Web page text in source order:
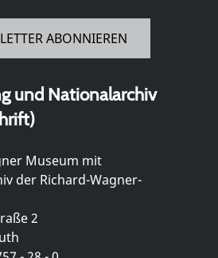
ABONNIEREN
und Nationalarchiv
Museum mit
der Richard-Wagner-
2